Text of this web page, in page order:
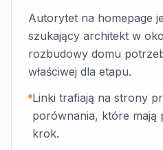
Autorytet na homepage
szukający architekt w
rozbudowy domu
właściwej dla etapu.
Linki trafiają na strony
porównania, które mają
krok.